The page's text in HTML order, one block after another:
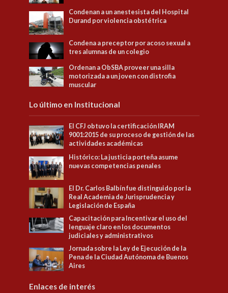
Condenan a un anestesista del Hospital
Durand por violencia obstétrica
Condena a preceptor por acoso sexual a
tres alumnas de un colegio
Ordenan a ObSBA proveer una silla
motorizada a un joven con distrofia
muscular
Lo último en Institucional
El CFJ obtuvo la certificación IRAM
9001:2015 de su proceso de gestión de las
actividades académicas
Histórico: La justicia porteña asume
nuevas competencias penales
El Dr. Carlos Balbín fue distinguido por la
Real Academia de Jurisprudencia y
Legislación de España
Capacitación para Incentivar el uso del
lenguaje claro en los documentos
judiciales y administrativos
Jornada sobre la Ley de Ejecución de la
Pena de la Ciudad Autónoma de Buenos
Aires
Enlaces de interés